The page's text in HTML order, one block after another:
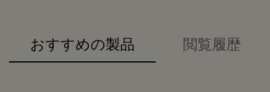
おすすめの製品 閲覧履歴